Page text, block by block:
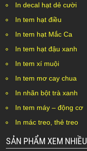
In decal hạt dẻ cười
In tem hạt điều
In tem hạt Mắc Ca
In tem hạt đậu xanh
In tem xí muội
In tem mơ cay chua
In nhãn bột trà xanh
In tem máy – động cơ
In mác treo, thẻ treo
SẢN PHẨM XEM NHIỀU